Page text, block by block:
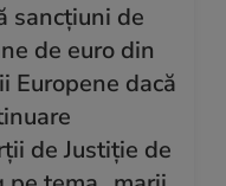
sancțiuni de
de euro din
Europene dacă
de Justiție de